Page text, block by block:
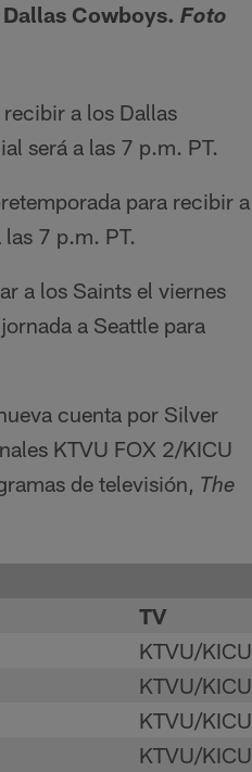
Cowboys. Foto
a los Dallas
será a las 7 p.m. PT.
para recibir a
7 p.m. PT.
a los Saints el viernes
a Seattle para
cuenta por Silver
KTVU FOX 2/KICU
de televisión, The
TV
KTVU/KICU
KTVU/KICU
KTVU/KICU
KTVU/KICU